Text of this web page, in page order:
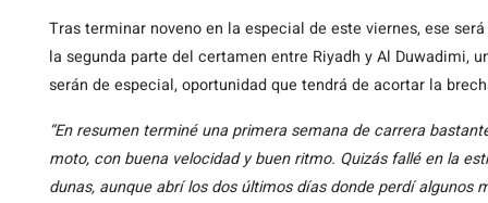
Tras terminar noveno en la especial de este viernes, ese
la segunda parte del certamen entre Riyadh y Al Duwadimi,
serán de especial, oportunidad que tendrá de acortar la
“En resumen terminé una primera semana de carrera
moto, con buena velocidad y buen ritmo. Quizás fallé en la
dunas, aunque abrí los dos últimos días donde perdí algunos